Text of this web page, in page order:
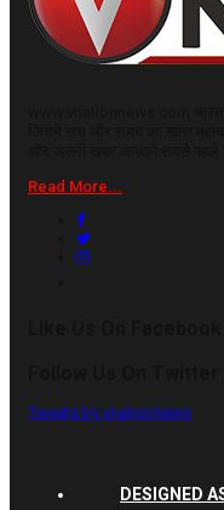
Read More...
Tweets by vnationnews
DESIGNED